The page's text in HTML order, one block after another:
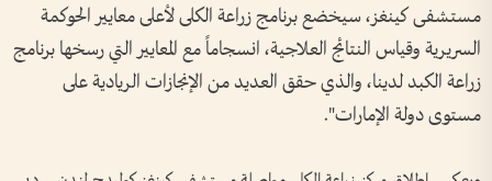
مستشفى كينغز، سيخضع برنامج زراعة الكلى لأعلى معايير الحوكمة
السريرية وقياس النتائج العلاجية، انسجاماً مع المعايير التي رسخها برنامج
زراعة الكبد لدينا، والذي حقق العديد من الإنجازات الريادية على
مستوى دولة الإمارات".